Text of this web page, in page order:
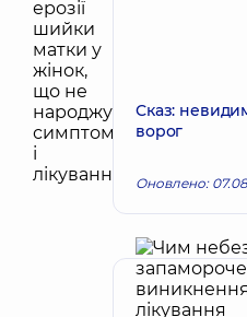
Сказ:
ворог
Оновлено: